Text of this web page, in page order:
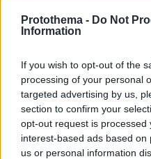
Protothema - Do Not
Information
If you wish to opt-out of the
processing of your personal
targeted advertising by us,
section to confirm your
opt-out request is processed
interest-based ads based
us or personal information
ΑΠΑΝΤΗΣΗ
Καλο ταξιδι
01.03.2022, 11:24
Στην Τουρκια κυριε Οσατσι
ΑΠΑΝΤΗΣΗ